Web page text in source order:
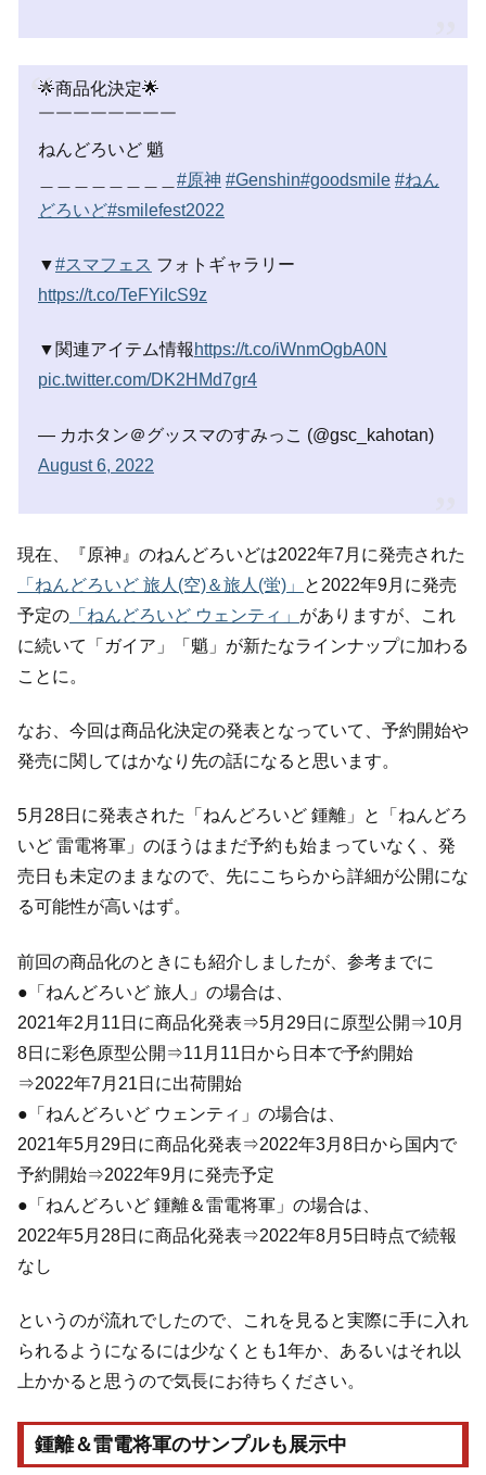
🌟商品化決定🌟
￣￣￣￣￣￣￣￣
ねんどろいど 魈
#原神 #Genshin#goodsmile #ねん
どろいど#smilefest2022
▼#スマフェス フォトギャラリー
https://t.co/TeFYiIcS9z
▼関連アイテム情報 https://t.co/iWnmOgbA0N
pic.twitter.com/DK2HMd7gr4
— カホタン＠グッスマのすみっこ (@gsc_kahotan)
August 6, 2022
現在、『原神』のねんどろいどは2022年7月に発売された
「ねんどろいど 旅人(空)＆旅人(蛍)」
と2022年9月に発売
予定の 「ねんどろいど ウェンティ」 がありますが、これ
に続いて「ガイア」「魈」が新たなラインナップに加わる
ことに。
なお、今回は商品化決定の発表となっていて、予約開始や
発売に関してはかなり先の話になると思います。
5月28日に発表された「ねんどろいど 鍾離」と「ねんどろ
いど 雷電将軍」のほうはまだ予約も始まっていなく、発
売日も未定のままなので、先にこちらから詳細が公開にな
る可能性が高いはず。
前回の商品化のときにも紹介しましたが、参考までに
●「ねんどろいど 旅人」の場合は、
2021年2月11日に商品化発表⇒5月29日に原型公開⇒10月
8日に彩色原型公開⇒11月11日から日本で予約開始
⇒2022年7月21日に出荷開始
●「ねんどろいど ウェンティ」の場合は、
2021年5月29日に商品化発表⇒2022年3月8日から国内で
予約開始⇒2022年9月に発売予定
●「ねんどろいど 鍾離＆雷電将軍」の場合は、
2022年5月28日に商品化発表⇒2022年8月5日時点で続報
なし
というのが流れでしたので、これを見ると実際に手に入れ
られるようになるには少なくとも1年か、あるいはそれ以
上かかると思うので気長にお待ちください。
鍾離＆雷電将軍のサンプルも展示中